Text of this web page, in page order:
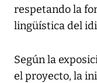
respetando la
lingüística del
Según la
el proyecto, la